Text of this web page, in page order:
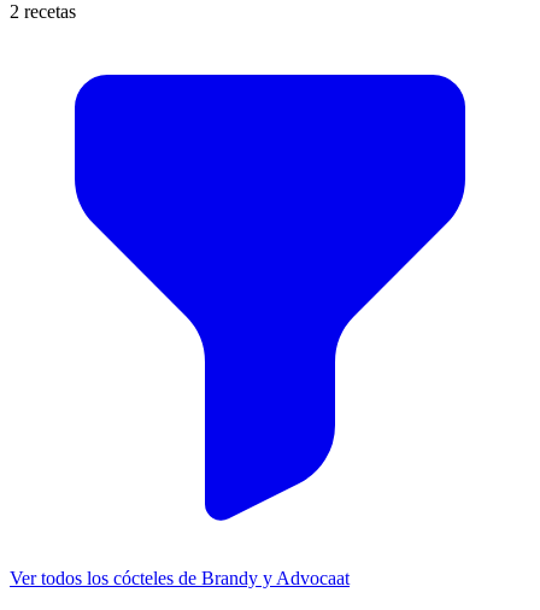
2 recetas
Ver todos los cócteles de Brandy y Advocaat